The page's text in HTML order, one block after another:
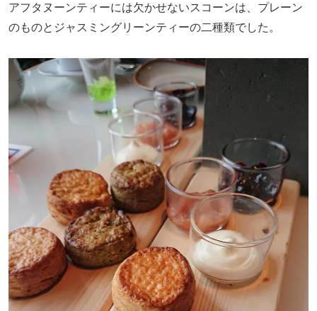
アフタヌーンティーには欠かせないスコーンは、プレーン
のものとジャスミングリーンティーの二種類でした。